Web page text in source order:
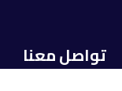
تواصل معنا